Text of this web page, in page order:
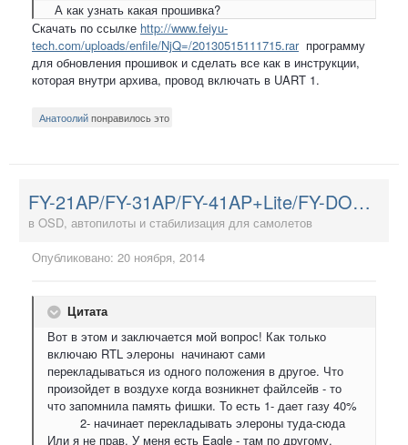
А как узнать какая прошивка?
Скачать по ссылке http://www.feiyu-
tech.com/uploads/enfile/NjQ=/20130515111715.rarпрограмму
для обновления прошивок и сделать все как в инструкции,
которая внутри архива, провод включать в UART 1.
Анатоолийпонравилось это
FY-21AP/FY-31AP/FY-41AP+Lite/FY-DOS и Hornet-OSD
в OSD, автопилоты и стабилизация для самолетов
Опубликовано: 20 ноября, 2014
Цитата
Вот в этом и заключается мой вопрос! Как только
включаю RTL элероны начинают сами
перекладываться из одного положения в другое. Что
произойдет в воздухе когда возникнет файлсейв - то
что запомнила память фишки. То есть 1- дает газу 40%
2- начинает перекладывать элероны туда-сюда
Или я не прав. У меня есть Eagle - там по другому.